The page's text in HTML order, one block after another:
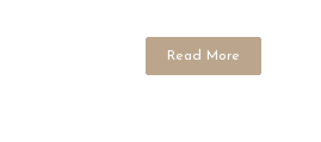
Read More